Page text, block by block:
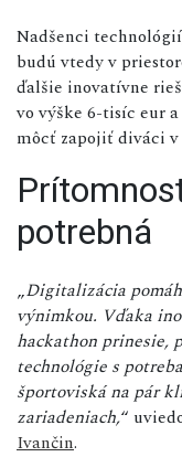
Nadšenci
budú vtedy v
ďalšie inovatívne
vo výške 6-tisíc eur
môcť zapojiť diváci
potrebná
„Digitalizácia
výnimkou. Vďaka
hackathon prinesie,
technológie s
športoviská na pár
zariadeniach,“
Ivančin.